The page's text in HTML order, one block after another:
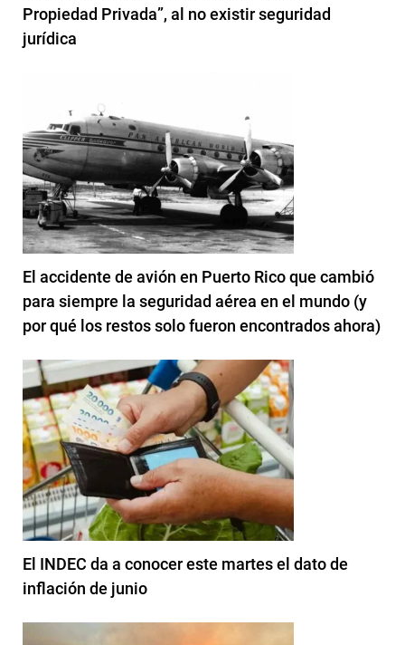
Propiedad Privada”, al no existir seguridad
jurídica
El accidente de avión en Puerto Rico que cambió
para siempre la seguridad aérea en el mundo (y
por qué los restos solo fueron encontrados ahora)
El INDEC da a conocer este martes el dato de
inflación de junio